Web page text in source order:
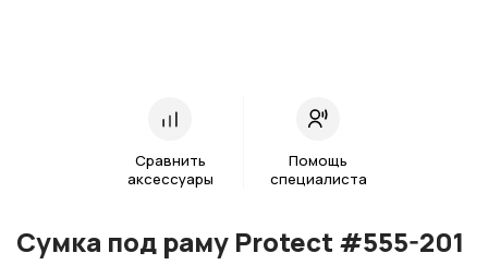
Сравнить
аксессуары
Помощь
специалиста
Сумка под раму Protect #555-201